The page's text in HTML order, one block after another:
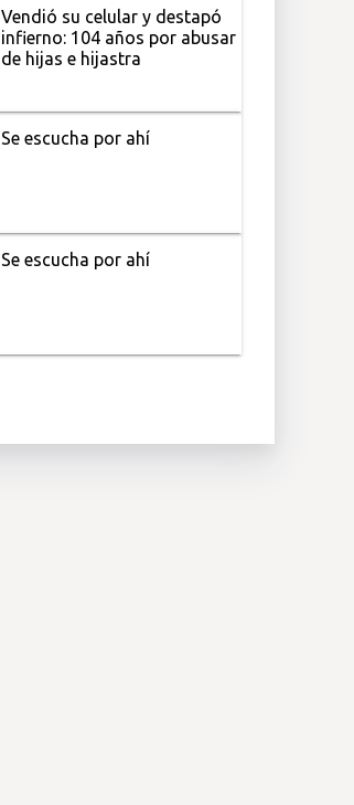
Vendió su celular y destapó
infierno: 104 años por abusar
de hijas e hijastra
Se escucha por ahí
Se escucha por ahí